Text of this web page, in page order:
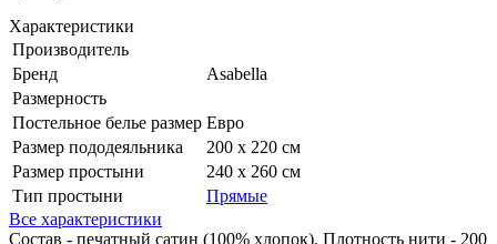
Характеристики
Производитель
Бренд
Asabella
Размерность
Постельное белье размер Евро
Размер пододеяльника
200 х 220 см
Размер простыни
240 х 260 см
Тип простыни
Прямые
Все характеристики
Состав - печатный сатин (100% хлопок). Плотность нити - 200